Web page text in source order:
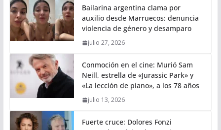
Bailarina argentina clama por
auxilio desde Marruecos: denuncia
violencia de género y desamparo
julio 27, 2026
Conmoción en el cine: Murió Sam
Neill, estrella de «Jurassic Park» y
«La lección de piano», a los 78 años
julio 13, 2026
Fuerte cruce: Dolores Fonzi